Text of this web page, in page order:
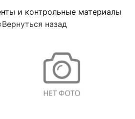
и контрольные материалы
‹Вернуться назад